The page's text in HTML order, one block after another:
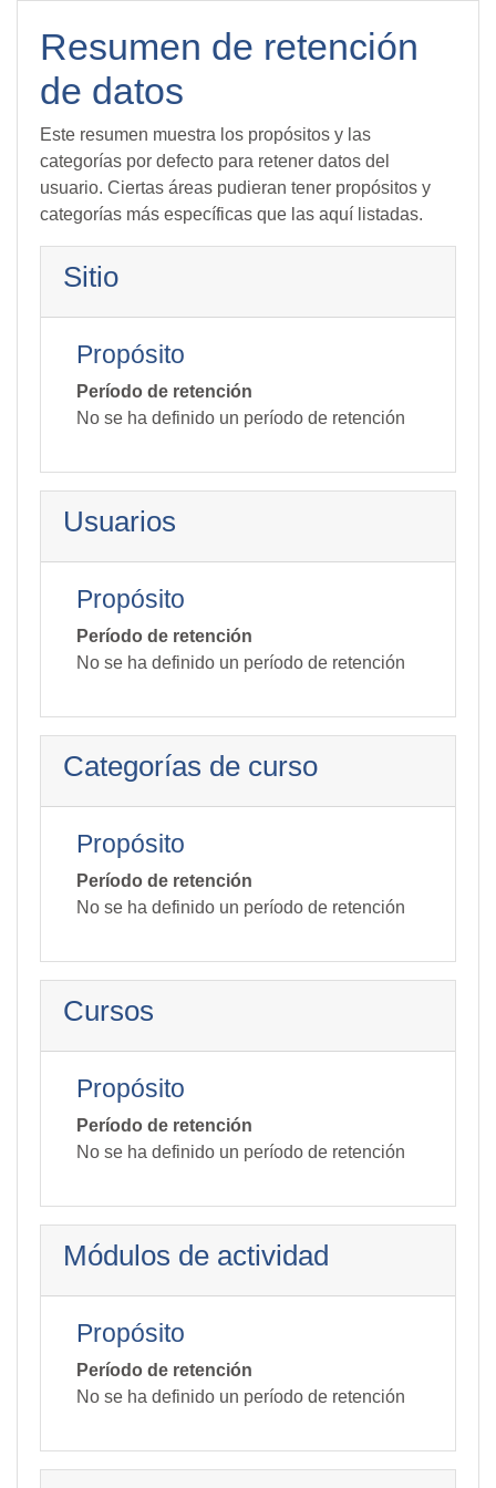
Resumen de retención
de datos
Este resumen muestra los propósitos y las
categorías por defecto para retener datos del
usuario. Ciertas áreas pudieran tener propósitos y
categorías más específicas que las aquí listadas.
Sitio
Propósito
Período de retención
No se ha definido un período de retención
Usuarios
Propósito
Período de retención
No se ha definido un período de retención
Categorías de curso
Propósito
Período de retención
No se ha definido un período de retención
Cursos
Propósito
Período de retención
No se ha definido un período de retención
Módulos de actividad
Propósito
Período de retención
No se ha definido un período de retención